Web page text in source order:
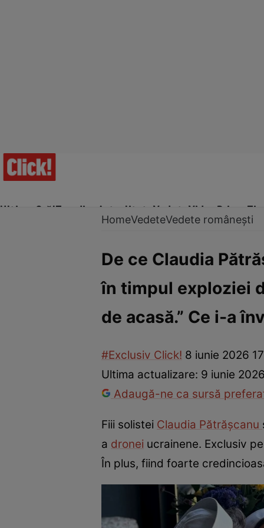
Ultima Oră!Trending Actualitate Vedete Video Prime
Vedete internaționaleVedete româneștiInterviurile
HomeVedeteVedete românești
De ce Claudia
în timpul exploziei
de acasă.” Ce i-a
#Exclusiv Click! 8 iunie 2026
Ultima actualizare: 9 iunie
Adaugă-ne ca sursă
Fiii solistei Claudia Pătrășcanu
a dronei ucrainene. Exclusiv
În plus, fiind foarte